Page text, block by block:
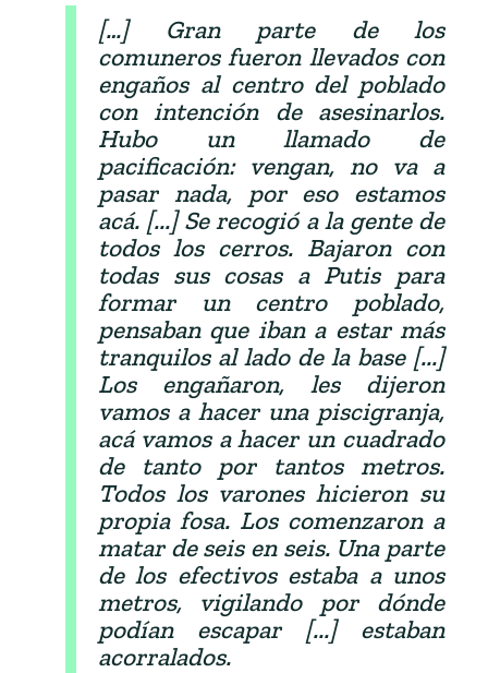
[…] Gran parte de los
comuneros fueron llevados con
engaños al centro del poblado
con intención de asesinarlos.
Hubo un llamado de
pacificación: vengan, no va a
pasar nada, por eso estamos
acá. [...] Se recogió a la gente de
todos los cerros. Bajaron con
todas sus cosas a Putis para
formar un centro poblado,
pensaban que iban a estar más
tranquilos al lado de la base [...]
Los engañaron, les dijeron
vamos a hacer una piscigranja,
acá vamos a hacer un cuadrado
de tanto por tantos metros.
Todos los varones hicieron su
propia fosa. Los comenzaron a
matar de seis en seis. Una parte
de los efectivos estaba a unos
metros, vigilando por dónde
podían escapar [...] estaban
acorralados.